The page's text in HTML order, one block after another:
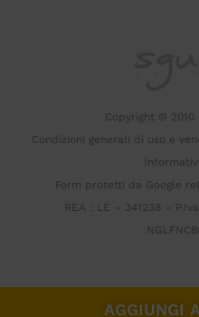
AGGIUNGI
Copyright © 2010
Condizioni generali di uso e
Form protetti da Google
REA : LE – 341238 –